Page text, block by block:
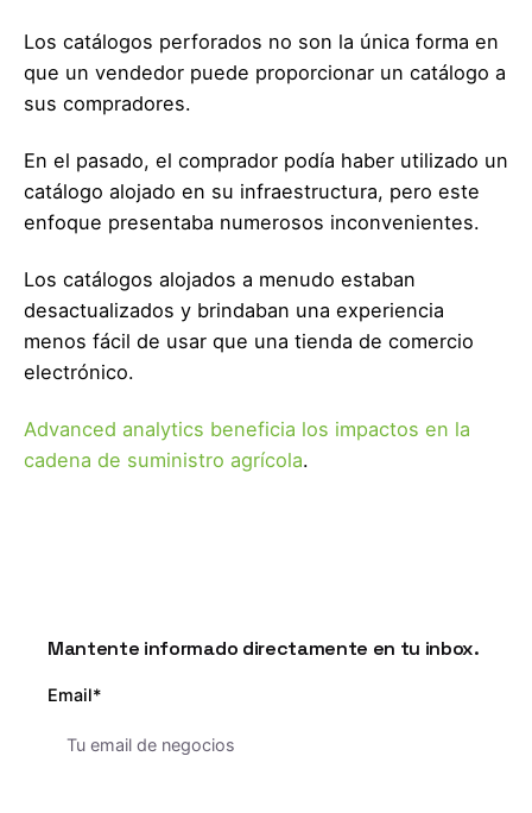
Los catálogos perforados no son la única forma en
que un vendedor puede proporcionar un catálogo a
sus compradores.
En el pasado, el comprador podía haber utilizado un
catálogo alojado en su infraestructura, pero este
enfoque presentaba numerosos inconvenientes.
Los catálogos alojados a menudo estaban
desactualizados y brindaban una experiencia
menos fácil de usar que una tienda de comercio
electrónico.
Advanced analytics beneficia los impactos en la
cadena de suministro agrícola.
Mantente informado directamente en tu inbox.
Email*